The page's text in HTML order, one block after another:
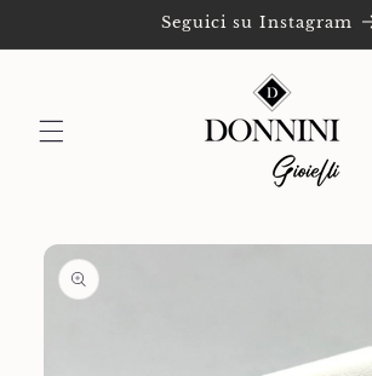
ai contenuti
Seguici su Instagram
Passa alle
informazioni
sul prodotto